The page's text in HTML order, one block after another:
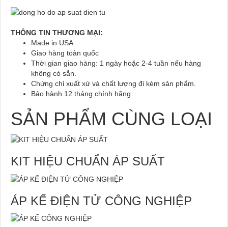
THÔNG TIN THƯƠNG MẠI:
Made in USA
Giao hàng toàn quốc
Thời gian giao hàng: 1 ngày hoặc 2-4 tuần nếu hàng
không có sẵn.
Chứng chỉ xuất xứ và chất lượng đi kèm sản phẩm.
Bảo hành 12 tháng chính hãng
SẢN PHẨM CÙNG LOẠI
KIT HIỆU CHUẨN ÁP SUẤT
ÁP KẾ ĐIỆN TỬ CÔNG NGHIỆP